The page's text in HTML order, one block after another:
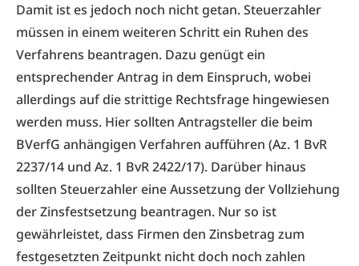
Damit ist es jedoch noch nicht getan. Steuerzahler
müssen in einem weiteren Schritt ein Ruhen des
Verfahrens beantragen. Dazu genügt ein
entsprechender Antrag in dem Einspruch, wobei
allerdings auf die strittige Rechtsfrage hingewiesen
werden muss. Hier sollten Antragsteller die beim
BVerfG anhängigen Verfahren aufführen (Az. 1 BvR
2237/14 und Az. 1 BvR 2422/17). Darüber hinaus
sollten Steuerzahler eine Aussetzung der Vollziehung
der Zinsfestsetzung beantragen. Nur so ist
gewährleistet, dass Firmen den Zinsbetrag zum
festgesetzten Zeitpunkt nicht doch noch zahlen